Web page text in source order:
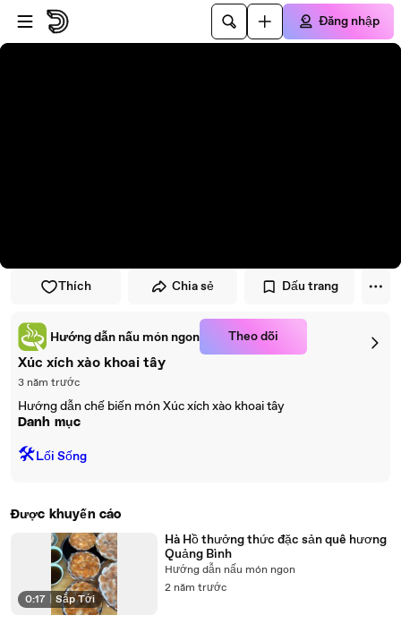
Đi đến trình phát
Đi đến nội dung chính
Đăng nhập
Thích Chia sẻ Dấu trang
Hướng dẫn nấu món ngon Theo dõi
Xúc xích xào khoai tây
3 năm trước
Hướng dẫn chế biến món Xúc xích xào khoai tây
Danh mục
🛠️Lối Sống
Được khuyến cáo
0:17 Sắp Tới
Hà Hồ thưởng thức đặc sản quê hương
Quảng Bình
Hướng dẫn nấu món ngon
2 năm trước